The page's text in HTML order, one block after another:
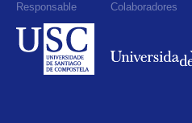
Responsable Colaboradores